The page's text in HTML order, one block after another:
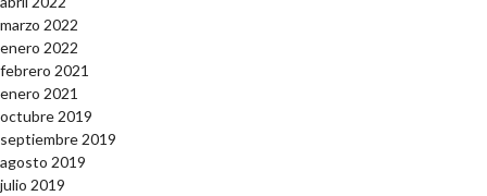
marzo 2022
enero 2022
febrero 2021
enero 2021
octubre 2019
septiembre 2019
agosto 2019
julio 2019